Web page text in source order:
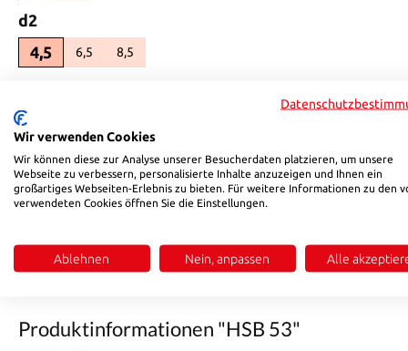
d2
4,5(Diese Option ist zurzeit nicht verfügbar.)
6,5(Diese Option ist zurzeit nicht verfügbar.)
8,5(Diese Option ist zurzeit nicht verfügbar.)
Produkt Anzahl: Gib den gewünschten Wert ein oder benutze
In den Warenkorb
Produktnummer:531222
Beschreibung Bewertungen
Produktinformationen "HSB 53"
Wir verwenden Cookies
Wir können diese zur Analyse unserer Besucherdaten platzieren, um unsere
Webseite zu verbessern, personalisierte Inhalte anzuzeigen und Ihnen ein
großartiges Webseiten-Erlebnis zu bieten. Für weitere Informationen zu den
verwendeten Cookies öffnen Sie die Einstellungen.
Ablehnen Nein, anpassen Alle